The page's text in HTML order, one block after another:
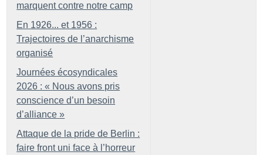
marquent contre notre camp
En 1926... et 1956 :
Trajectoires de l’anarchisme
organisé
Journées écosyndicales
2026 : « Nous avons pris
conscience d’un besoin
d’alliance »
Attaque de la pride de Berlin :
faire front uni face à l’horreur